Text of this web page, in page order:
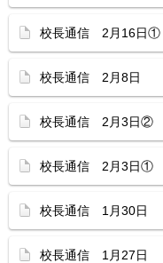
校長通信 2月16日①
校長通信 2月8日
校長通信 2月3日②
校長通信 2月3日①
校長通信 1月30日
校長通信 1月27日